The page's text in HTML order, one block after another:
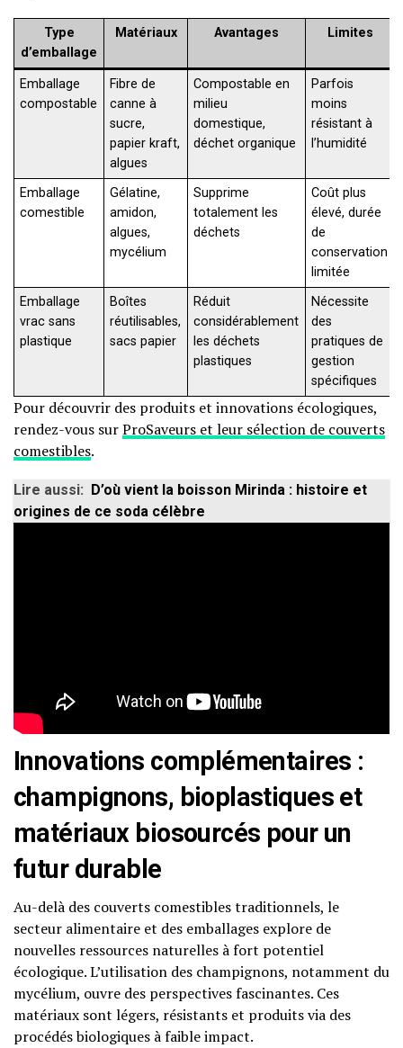
Type
d’emballage
Matériaux Avantages Limites
Emballage
compostable
Fibre de
canne à
sucre,
papier kraft,
algues
Compostable en
milieu
domestique,
déchet organique
Parfois
moins
résistant à
l’humidité
Emballage
comestible
Gélatine,
amidon,
algues,
mycélium
Supprime
totalement les
déchets
Coût plus
élevé, durée
de
conservation
limitée
Emballage
vrac sans
plastique
Boîtes
réutilisables,
sacs papier
Réduit
considérablement
les déchets
plastiques
Nécessite
des
pratiques de
gestion
spécifiques
Pour découvrir des produits et innovations écologiques,
rendez-vous surProSaveurs et leur sélection de couverts
comestibles.
Lire aussi: D’où vient la boisson Mirinda : histoire et
origines de ce soda célèbre
Innovations complémentaires :
champignons, bioplastiques et
matériaux biosourcés pour un
futur durable
Au-delà des couverts comestibles traditionnels, le
secteur alimentaire et des emballages explore de
nouvelles ressources naturelles à fort potentiel
écologique. L’utilisation des champignons, notamment du
mycélium, ouvre des perspectives fascinantes. Ces
matériaux sont légers, résistants et produits via des
procédés biologiques à faible impact.